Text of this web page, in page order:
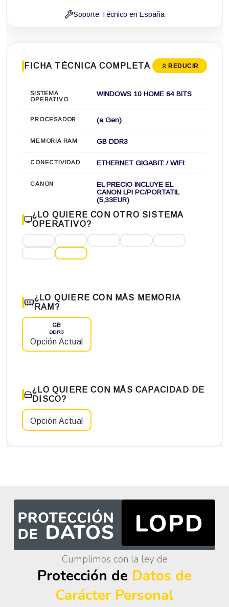
Soporte Técnico en España
FICHA TÉCNICA COMPLETA REDUCIR
SISTEMA
OPERATIVO
WINDOWS 10 HOME 64 BITS
PROCESADOR (a Gen)
MEMORIA RAM GB DDR3
CONECTIVIDAD ETHERNET GIGABIT: / WIFI:
CÁNON
EL PRECIO INCLUYE EL
CANON LPI PC/PORTATIL
(5,33EUR)
¿LO QUIERE CON OTRO SISTEMA
OPERATIVO?
¿LO QUIERE CON MÁS MEMORIA
RAM?
GB
DDR3
Opción Actual
¿LO QUIERE CON MÁS CAPACIDAD DE
DISCO?
Opción Actual
Cumplimos con la ley de
Protección de Datos de
Carácter Personal